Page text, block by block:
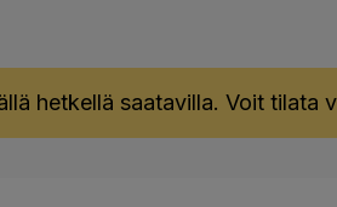
hetkellä saatavilla. Voit tilata